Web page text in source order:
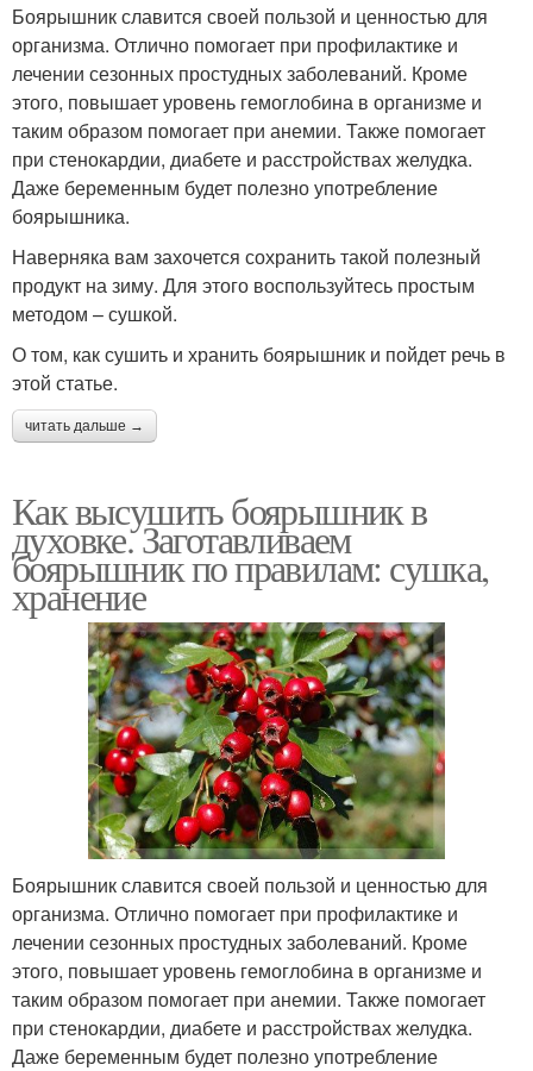
Боярышник славится своей пользой и ценностью для
организма. Отлично помогает при профилактике и
лечении сезонных простудных заболеваний. Кроме
этого, повышает уровень гемоглобина в организме и
таким образом помогает при анемии. Также помогает
при стенокардии, диабете и расстройствах желудка.
Даже беременным будет полезно употребление
боярышника.
Наверняка вам захочется сохранить такой полезный
продукт на зиму. Для этого воспользуйтесь простым
методом – сушкой.
О том, как сушить и хранить боярышник и пойдет речь в
этой статье.
читать дальше →
Как высушить боярышник в
духовке. Заготавливаем
боярышник по правилам: сушка,
хранение
Боярышник славится своей пользой и ценностью для
организма. Отлично помогает при профилактике и
лечении сезонных простудных заболеваний. Кроме
этого, повышает уровень гемоглобина в организме и
таким образом помогает при анемии. Также помогает
при стенокардии, диабете и расстройствах желудка.
Даже беременным будет полезно употребление